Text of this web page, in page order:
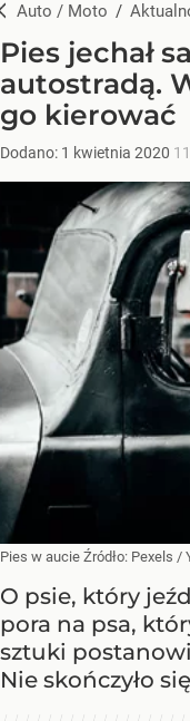
Auto / Moto /
Pies jechał
autostradą.
go kierować
Dodano: 1 kwietnia 2020
Pies w aucie Źródło: Pexels /
O psie, który
pora na psa,
sztuki
Nie skończyło